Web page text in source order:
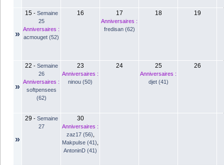
»
15- Semaine
25
Anniversaires :
acmouget (52)
16 17
Anniversaires :
fredisan (62)
18 19
»
22 - Semaine
26
Anniversaires :
softpensees
(62)
23
Anniversaires :
ninou (50)
24 25
Anniversaires :
djet (41)
26
»
29 - Semaine
27
30
Anniversaires :
zaz17 (56),
Makpulse (41),
AntoninD (41)